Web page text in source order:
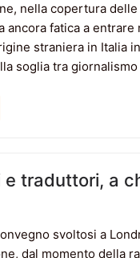
nella copertura
ancora fatica a
straniera in Italia
soglia tra
e traduttori, a
svoltosi a
dal momento della